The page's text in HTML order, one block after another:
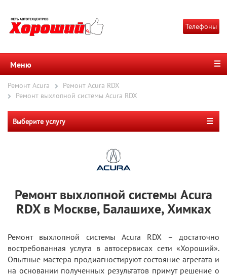
Телефоны
Меню
Ремонт Acura
Ремонт Acura RDX
Ремонт выхлопной системы Acura RDX
Выберите услугу
Ремонт выхлопной системы Acura
RDX в Москве, Балашихе, Химках
Ремонт выхлопной системы Acura RDX – достаточно
востребованная услуга в автосервисах сети «Хороший».
Опытные мастера продиагностируют состояние агрегата и
на основании полученных результатов примут решение о